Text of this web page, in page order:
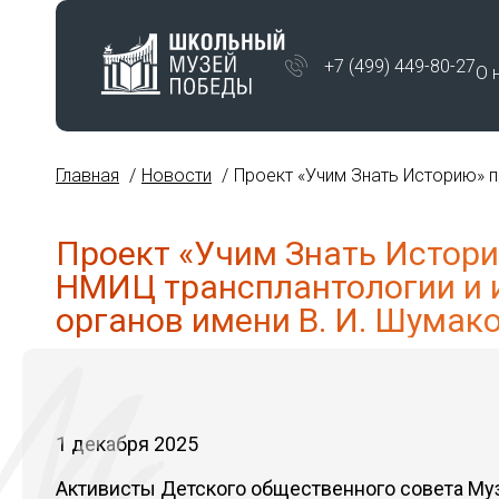
О
+7 (499) 449-80-27
Главная Новости Проект «Учим Знать Историю»
Проект «Учим Знать
НМИЦ трансплантологии и
органов имени В. И.
1 декабря 2025
Активисты Детского общественного совета